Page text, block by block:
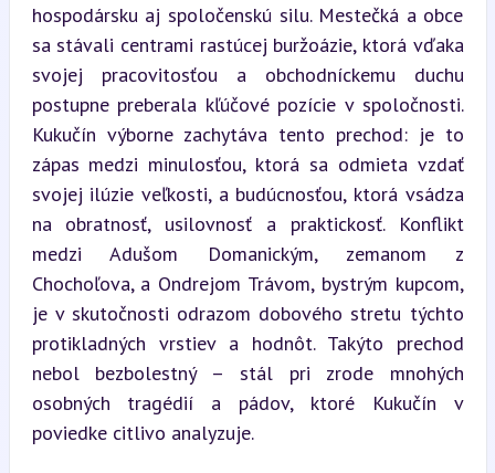
hospodársku aj spoločenskú silu. Mestečká a obce
sa stávali centrami rastúcej buržoázie, ktorá vďaka
svojej pracovitosťou a obchodníckemu duchu
postupne preberala kľúčové pozície v spoločnosti.
Kukučín výborne zachytáva tento prechod: je to
zápas medzi minulosťou, ktorá sa odmieta vzdať
svojej ilúzie veľkosti, a budúcnosťou, ktorá vsádza
na obratnosť, usilovnosť a praktickosť. Konflikt
medzi Adušom Domanickým, zemanom z
Chochoľova, a Ondrejom Trávom, bystrým kupcom,
je v skutočnosti odrazom dobového stretu týchto
protikladných vrstiev a hodnôt. Takýto prechod
nebol bezbolestný – stál pri zrode mnohých
osobných tragédií a pádov, ktoré Kukučín v
poviedke citlivo analyzuje.